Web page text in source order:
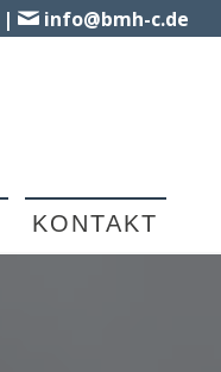
| info@bmh-c.de
KONTAKT